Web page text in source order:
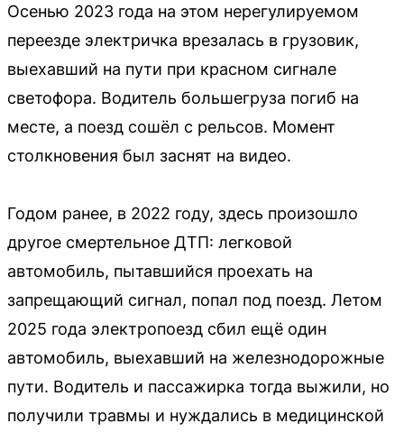
Осенью 2023 года на этом нерегулируемом
переезде электричка врезалась в грузовик,
выехавший на пути при красном сигнале
светофора. Водитель большегруза погиб на
месте, а поезд сошёл с рельсов. Момент
столкновения был заснят на видео.
Годом ранее, в 2022 году, здесь произошло
другое смертельное ДТП: легковой
автомобиль, пытавшийся проехать на
запрещающий сигнал, попал под поезд. Летом
2025 года электропоезд сбил ещё один
автомобиль, выехавший на железнодорожные
пути. Водитель и пассажирка тогда выжили, но
получили травмы и нуждались в медицинской